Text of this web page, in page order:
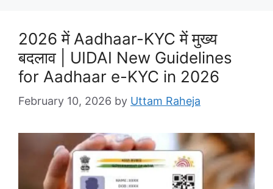
2026 में Aadhaar-KYC में मुख्य
बदलाव | UIDAI New Guidelines
for Aadhaar e-KYC in 2026
February 10, 2026 by Uttam Raheja